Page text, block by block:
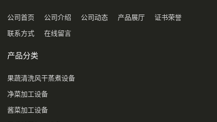
公司首页 公司介绍 公司动态 产品展厅 证书荣誉
联系方式 在线留言
产品分类
果蔬清洗风干蒸煮设备
净菜加工设备
酱菜加工设备